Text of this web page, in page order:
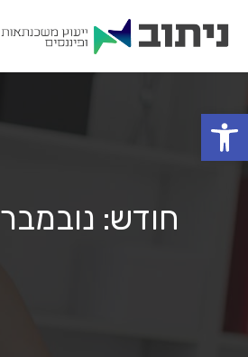
פתח סרגל נגישות
חודש: נובמבר 2020